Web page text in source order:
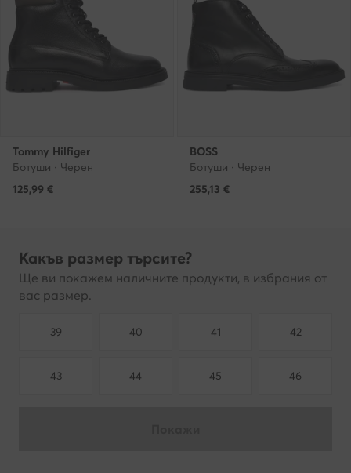
Tommy Hilfiger
Ботуши · Черен
125,99 €
BOSS
Ботуши · Черен
255,13 €
Какъв размер търсите?
Ще ви покажем наличните продукти, в избрания от
вас размер.
39 40 41 42
43 44 45 46